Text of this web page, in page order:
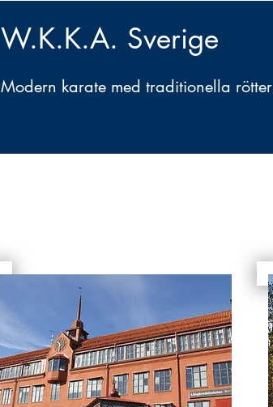
W.K.K.A. Sverige
Modern karate med traditionella rötter